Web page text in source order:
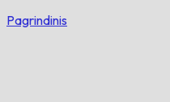
Pagrindinis